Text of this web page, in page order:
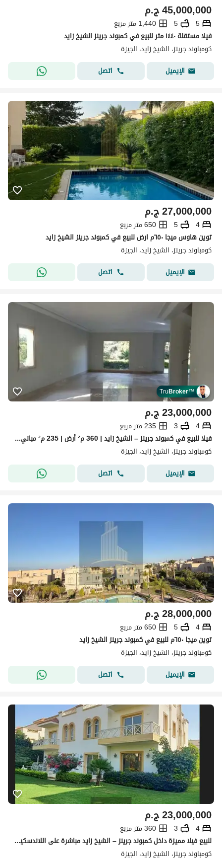
ج.م45,000,000
5
5
1,440 متر مربع
فيلا مستقلة ١٤٤٠ متر للبيع في كمبوند جرينز الشيخ زايد
كومباوند جرينز، الشيخ زايد، الجيزة
الإيميل
اتصل
ج.م27,000,000
4
5
650 متر مربع
توين هاوس ميجا ٦٥٠م ارض للبيع في كمبوند جرينز الشيخ زايد
كومباوند جرينز، الشيخ زايد، الجيزة
الإيميل
اتصل
TruBroker™
ج.م23,000,000
4
3
235 متر مربع
فيلا للبيع في كمبوند جرينز – الشيخ زايد | 360 م² أرض | 235 م² مباني | بحري | فيو لاندسكيب وبحيرة
كومباوند جرينز، الشيخ زايد، الجيزة
الإيميل
اتصل
ج.م28,000,000
4
5
650 متر مربع
توين ميجا ٦٥٠م للبيع في كمبوند جرينز الشيخ زايد
كومباوند جرينز، الشيخ زايد، الجيزة
الإيميل
اتصل
ج.م23,000,000
4
3
360 متر مربع
للبيع فيلا مميزة داخل كمبوند جرينز – الشيخ زايد مباشرة على اللاندسكيب والبحيرة، وتشطيب مجدد بالكامل بأعلى مستوى من الفخامة. ؤ
كومباوند جرينز، الشيخ زايد، الجيزة